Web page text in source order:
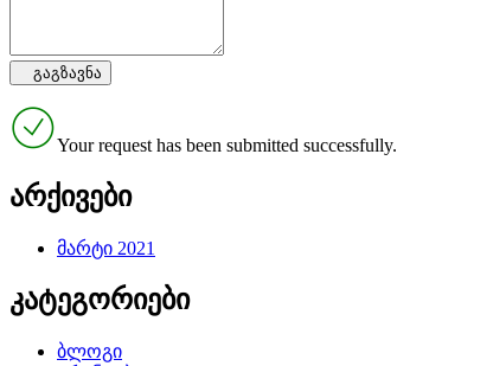
Your request has been submitted successfully.
არქივები
მარტი 2021
კატეგორიები
ბლოგი